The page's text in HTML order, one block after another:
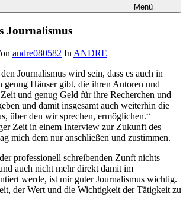
Menü
Journalismus
andre080582 InANDRE
Journalismus wird sein, dass es auch in
genug Häuser gibt, die ihren Autoren und
und genug Geld für ihre Recherchen und
und damit insgesamt auch weiterhin die
über den wir sprechen, ermöglichen.“
Zeit in einem Interview zur Zukunft des
mich dem nur anschließen und zustimmen.
professionell schreibenden Zunft nichts
auch nicht mehr direkt damit im
werde, ist mir guter Journalismus wichtig.
der Wert und die Wichtigkeit der Tätigkeit zu